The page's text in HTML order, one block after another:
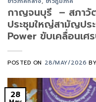
กาญจนบุรี – สภาวั
ประชุมใหญ่สามัญป
Power ขับเคลื่อนเศ
POSTED ON 28/MAY/2026
28